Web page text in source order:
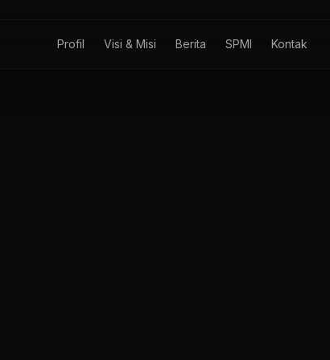
Profil Visi & Misi Berita SPMI Kontak